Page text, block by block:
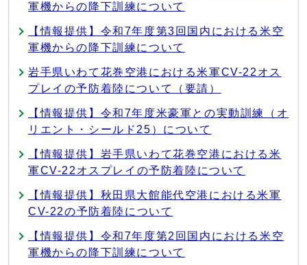
軍機からの降下訓練について
【情報提供】令和7年度第3回国内における米空
軍機からの降下訓練について
岩手県いわて花巻空港における米軍CV-22オス
プレイの予防着陸について（要請）
【情報提供】令和7年度米豪軍との実動訓練（オ
リエント・シールド25）について
【情報提供】岩手県いわて花巻空港における米
軍CV-22オスプレイの予防着陸について
【情報提供】秋田県大館能代空港における米軍
CV-22の予防着陸について
【情報提供】令和7年度第2回国内における米空
軍機からの降下訓練について